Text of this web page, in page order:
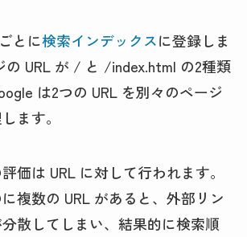
とに検索インデックスに登録しま
の URL が / と /index.html の2種類
は2つの URL を別々のページ
ます。
価は URL に対して行われます。
複数の URL があると、外部リン
散してしまい、結果的に検索順